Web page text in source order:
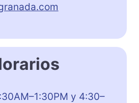
y 4:30–